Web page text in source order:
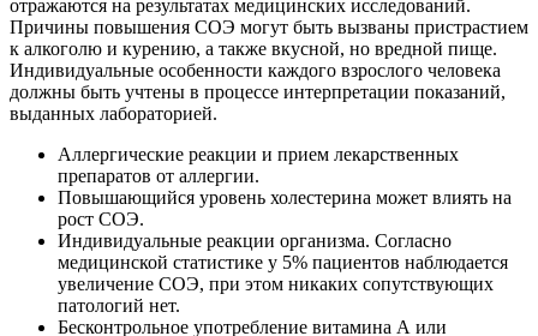
отражаются на результатах медицинских исследований.
Причины повышения СОЭ могут быть вызваны пристрастием
к алкоголю и курению, а также вкусной, но вредной пище.
Индивидуальные особенности каждого взрослого человека
должны быть учтены в процессе интерпретации показаний,
выданных лабораторией.
Аллергические реакции и прием лекарственных
препаратов от аллергии.
Повышающийся уровень холестерина может влиять на
рост СОЭ.
Индивидуальные реакции организма. Согласно
медицинской статистике у 5% пациентов наблюдается
увеличение СОЭ, при этом никаких сопутствующих
патологий нет.
Бесконтрольное употребление витамина А или